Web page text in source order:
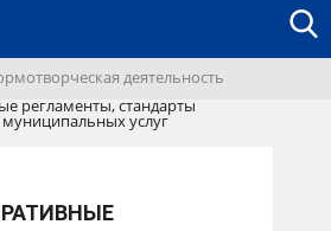
деятельность
регламенты, стандарты
муниципальных услуг